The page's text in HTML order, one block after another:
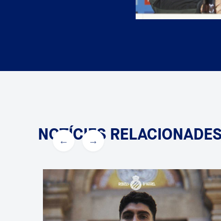
NOTÍCIES